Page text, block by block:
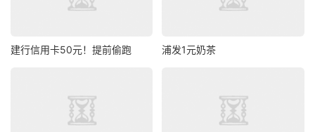
建行信用卡50元！提前偷跑 浦发1元奶茶